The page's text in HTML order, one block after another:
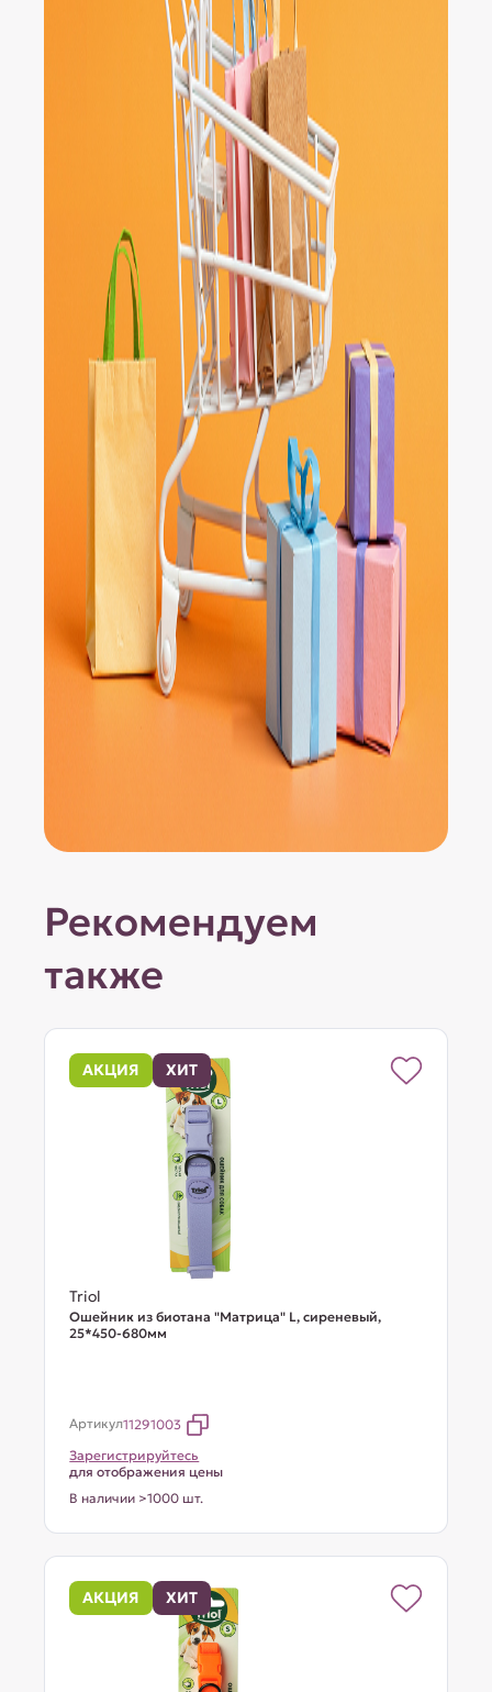
Рекомендуем
также
АКЦИЯ ХИТ
Triol
Ошейник из биотана "Матрица" L, сиреневый,
25*450-680мм
Артикул11291003
Зарегистрируйтесь
для отображения цены
В наличии >1000 шт.
АКЦИЯ ХИТ